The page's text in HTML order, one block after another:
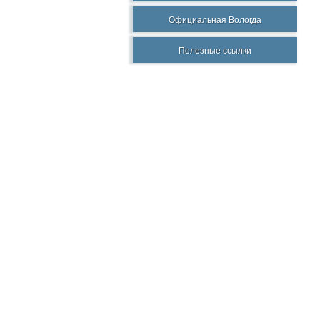
Официальная Вологда
Полезные ссылки